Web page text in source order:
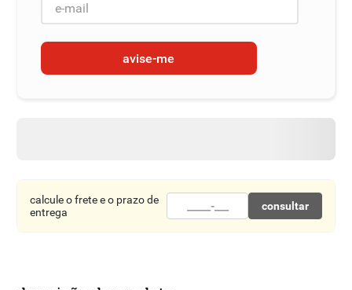
avise-me
calcule o frete e o prazo de
entrega
consultar